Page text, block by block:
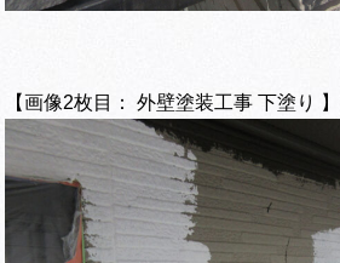
【画像2枚目： 外壁塗装工事 下塗り 】